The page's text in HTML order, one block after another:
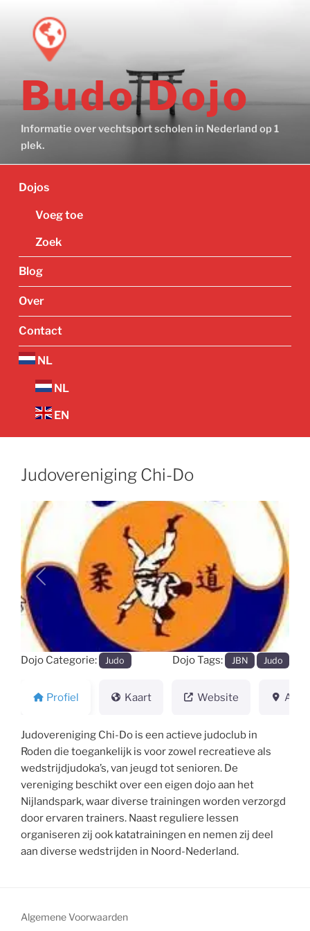
Budo Dojo
Informatie over vechtsport scholen in Nederland op 1
plek.
Dojos
Voeg toe
Zoek
Blog
Over
Contact
NL
NL
EN
Judovereniging Chi-Do
Vorige
Dojo Categorie: Judo Dojo Tags: JBN Judo
Profiel Kaart Website
Judovereniging Chi-Do is een actieve judoclub in
Roden die toegankelijk is voor zowel recreatieve als
wedstrijdjudoka’s, van jeugd tot senioren. De
vereniging beschikt over een eigen dojo aan het
Nijlandspark, waar diverse trainingen worden verzorgd
door ervaren trainers. Naast reguliere lessen
organiseren zij ook katatrainingen en nemen zij deel
aan diverse wedstrijden in Noord-Nederland.
Algemene Voorwaarden